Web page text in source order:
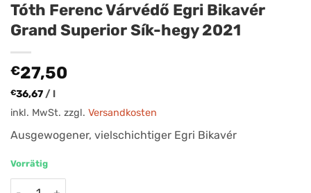
Tóth Ferenc Várvédő Egri Bikavér
Grand Superior Sík-hegy 2021
€27,50
€36,67/l
inkl. MwSt. zzgl. Versandkosten
Ausgewogener, vielschichtiger Egri Bikavér
Vorrätig
Tóth Ferenc Várvédő Egri Bikavér Grand Superior Sík-hegy